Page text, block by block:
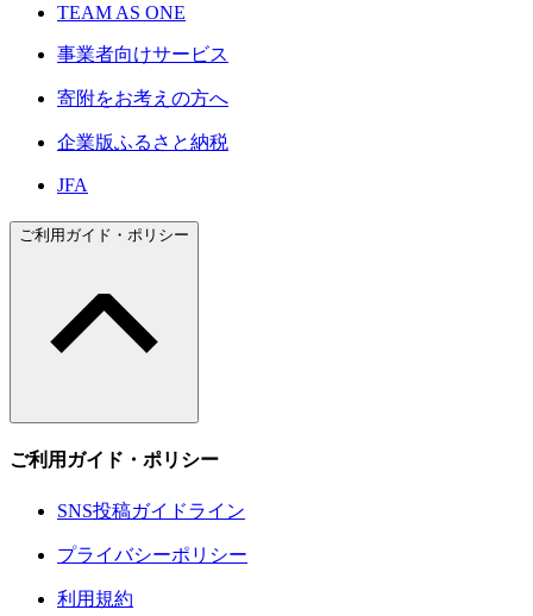
TEAM AS ONE
事業者向けサービス
寄附をお考えの方へ
企業版ふるさと納税
JFA
ご利用ガイド・ポリシー
ご利用ガイド・ポリシー
SNS投稿ガイドライン
プライバシーポリシー
利用規約